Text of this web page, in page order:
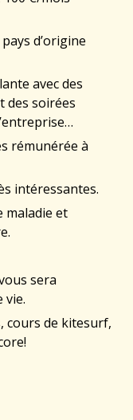
d’origine
avec des
des soirées
rémunérée à
intéressantes.
maladie et
sera
vie.
cours de kitesurf,